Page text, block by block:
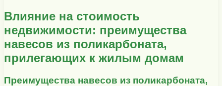
Влияние на стоимость
недвижимости: преимущества
навесов из поликарбоната,
прилегающих к жилым домам
Преимущества навесов из поликарбоната,